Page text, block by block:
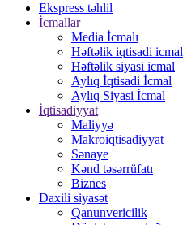
Ekspress təhlil
İcmallar
Media İcmalı
Həftəlik iqtisadi icmal
Həftəlik siyasi icmal
Aylıq İqtisadi İcmal
Aylıq Siyasi İcmal
İqtisadiyyat
Maliyyə
Makroiqtisadiyyat
Sənaye
Kənd təsərrüfatı
Biznes
Daxili siyasət
Qanunvericilik